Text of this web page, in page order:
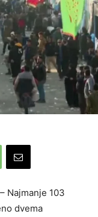
Najmanje 103
dvema